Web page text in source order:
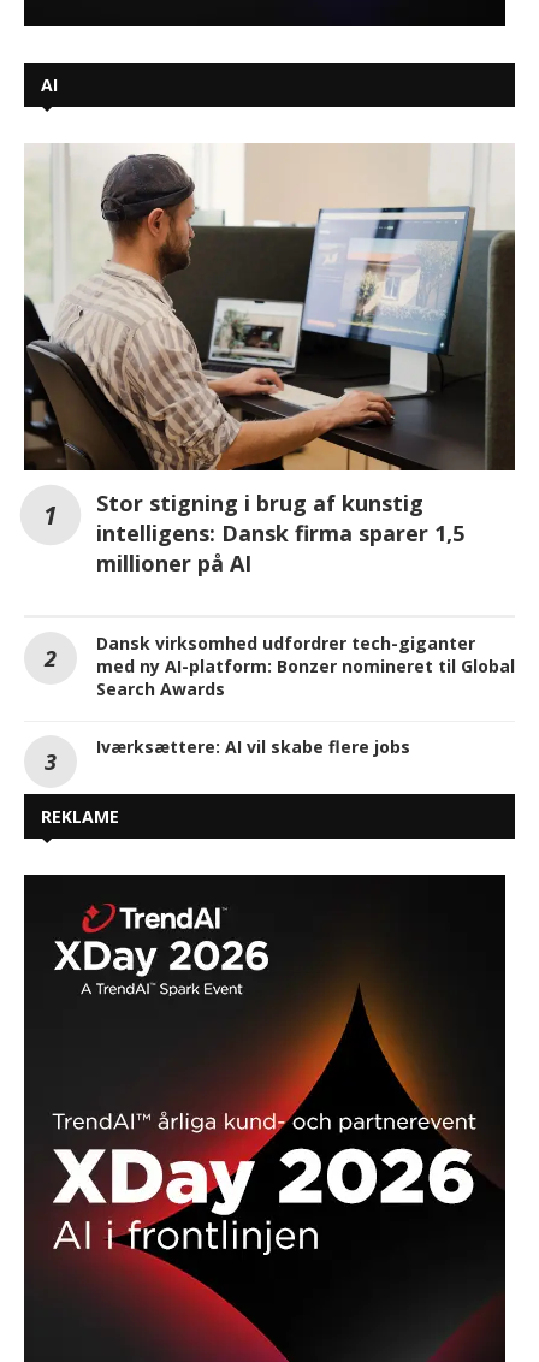
AI
Stor stigning i brug af kunstig
intelligens: Dansk firma sparer 1,5
millioner på AI
Dansk virksomhed udfordrer tech-giganter
med ny AI-platform: Bonzer nomineret til Global
Search Awards
Iværksættere: AI vil skabe flere jobs
REKLAME